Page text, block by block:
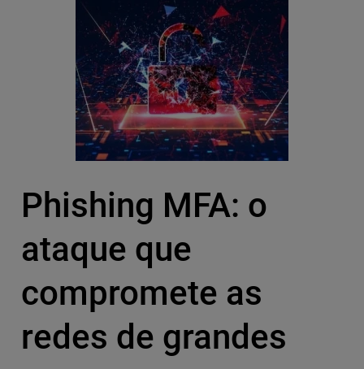
Phishing MFA: o
ataque que
compromete as
redes de grandes